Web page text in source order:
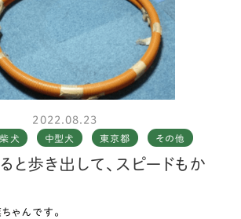
に歩きたいと思います。
がとうございました。
2022.08.23
柴犬 中型犬 東京都 その他
と歩き出して、スピードもか
んです。